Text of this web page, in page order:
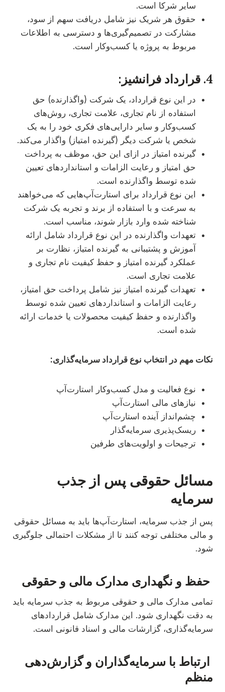
سایر شرکا است.
حقوق هر شریک نیز شامل دریافت سهم از سود،
مشارکت در تصمیم‌گیری‌ها و دسترسی به اطلاعات
مربوط به پروژه یا کسب‌وکار است.
4. قرارداد فرانشیز:
در این نوع قرارداد، یک شرکت (واگذارنده) حق
استفاده از نام تجاری، علامت تجاری، روش‌های
کسب‌وکار و سایر دارایی‌های فکری خود را به یک
شخص یا شرکت دیگر (گیرنده امتیاز) واگذار می‌کند.
گیرنده امتیاز در ازای این حق، موظف به پرداخت
حق امتیاز و رعایت الزامات و استانداردهای تعیین
شده توسط واگذارنده است.
این نوع قرارداد برای استارت‌آپ‌هایی که می‌خواهند
به سرعت و با استفاده از برند و تجربه یک شرکت
شناخته شده وارد بازار شوند، مناسب است.
تعهدات واگذارنده در این نوع قرارداد شامل ارائه
آموزش و پشتیبانی به گیرنده امتیاز، نظارت بر
عملکرد گیرنده امتیاز و حفظ کیفیت نام تجاری و
علامت تجاری است.
تعهدات گیرنده امتیاز نیز شامل پرداخت حق امتیاز،
رعایت الزامات و استانداردهای تعیین شده توسط
واگذارنده و حفظ کیفیت محصولات یا خدمات ارائه
شده است.
نکات مهم در انتخاب نوع قرارداد سرمایه‌گذاری:
نوع فعالیت و مدل کسب‌وکار استارت‌آپ
نیازهای مالی استارت‌آپ
چشم‌انداز آینده استارت‌آپ
ریسک‌پذیری سرمایه‌گذار
ترجیحات و اولویت‌های طرفین
مسائل حقوقی پس از جذب
سرمایه
پس از جذب سرمایه، استارت‌آپ‌ها باید به مسائل حقوقی
و مالی مختلفی توجه کنند تا از مشکلات احتمالی جلوگیری
شود.
حفظ و نگهداری مدارک مالی و حقوقی
تمامی مدارک مالی و حقوقی مربوط به جذب سرمایه باید
به دقت نگهداری شود. این مدارک شامل قراردادهای
سرمایه‌گذاری، گزارشات مالی و اسناد قانونی است.
ارتباط با سرمایه‌گذاران و گزارش‌دهی
منظم